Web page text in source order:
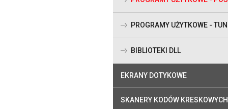
PROGRAMY UŻYTKOWE -
BIBLIOTEKI DLL
EKRANY DOTYKOWE
SKANERY KODÓW KRESKOWYCH